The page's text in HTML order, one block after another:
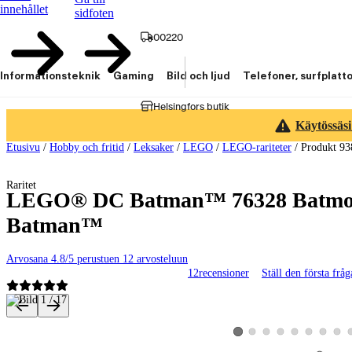
innehållet
sidfoten
00220
Helsingfors butik
Informationsteknik Gaming Bild och ljud Telefoner,
Etusivu / Hobby och fritid / Leksaker / LEGO / LEGO-rariteter / Produkt
LEGO® DC Batman™ 76328
Batman™
Arvosana 4.8/5 perustuen 12 arvosteluun
12recensioner Ställ den första
Raritet
Produktbilder och videor
Visa produktbild 1
Visa produktbild 2
Visa produktbild 3
Visa produktbild 4
Visa produktbild 5
Visa produktbild
Visa Visa